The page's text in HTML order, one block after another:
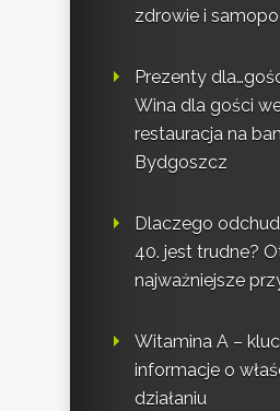
zdrowie i
Prezenty
Wina dla gości
restauracja na
Bydgoszcz
Dlaczego
40. jest trudne?
najważniejsze
Witamina A –
informacje o
działaniu